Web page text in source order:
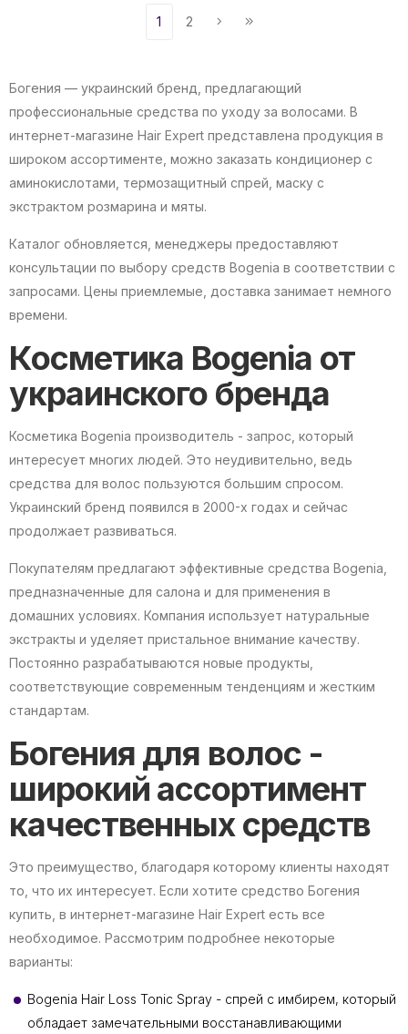
1 2
Богения — украинский бренд, предлагающий
профессиональные средства по уходу за волосами. В
интернет-магазине Hair Expert представлена продукция в
широком ассортименте, можно заказать кондиционер с
аминокислотами, термозащитный спрей, маску с
экстрактом розмарина и мяты.
Каталог обновляется, менеджеры предоставляют
консультации по выбору средств Bogenia в соответствии с
запросами. Цены приемлемые, доставка занимает немного
времени.
Косметика Bogenia от
украинского бренда
Косметика Bogenia производитель - запрос, который
интересует многих людей. Это неудивительно, ведь
средства для волос пользуются большим спросом.
Украинский бренд появился в 2000-х годах и сейчас
продолжает развиваться.
Покупателям предлагают эффективные средства Bogenia,
предназначенные для салона и для применения в
домашних условиях. Компания использует натуральные
экстракты и уделяет пристальное внимание качеству.
Постоянно разрабатываются новые продукты,
соответствующие современным тенденциям и жестким
стандартам.
Богения для волос -
широкий ассортимент
качественных средств
Это преимущество, благодаря которому клиенты находят
то, что их интересует. Если хотите средство Богения
купить, в интернет-магазине Hair Expert есть все
необходимое. Рассмотрим подробнее некоторые
варианты:
Bogenia Hair Loss Tonic Spray - спрей с имбирем, который
обладает замечательными восстанавливающими